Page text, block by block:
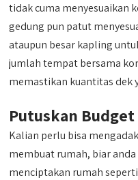
tidak cuma menyesuaikan
gedung pun patut
ataupun besar kapling
jumlah tempat bersama
memastikan kuantitas dek
Putuskan
Kalian perlu bisa
membuat rumah, biar
menciptakan rumah